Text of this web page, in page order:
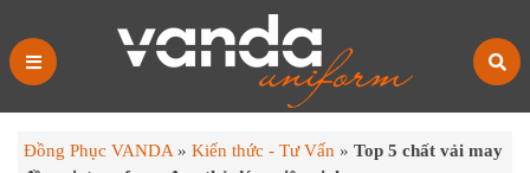
Đồng Phục VANDA » Kiến thức - Tư Vấn » Top 5 chất vải may